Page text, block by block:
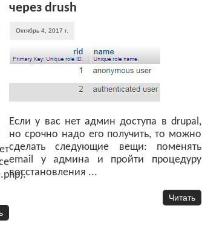
через drush
Октябрь 4, 2017 г.
Если у вас нет админ доступа в drupal,
но срочно надо его получить, то можно
сделать следующие вещи: поменять
email у админа и пройти процедуру
восстановления ...
Читать